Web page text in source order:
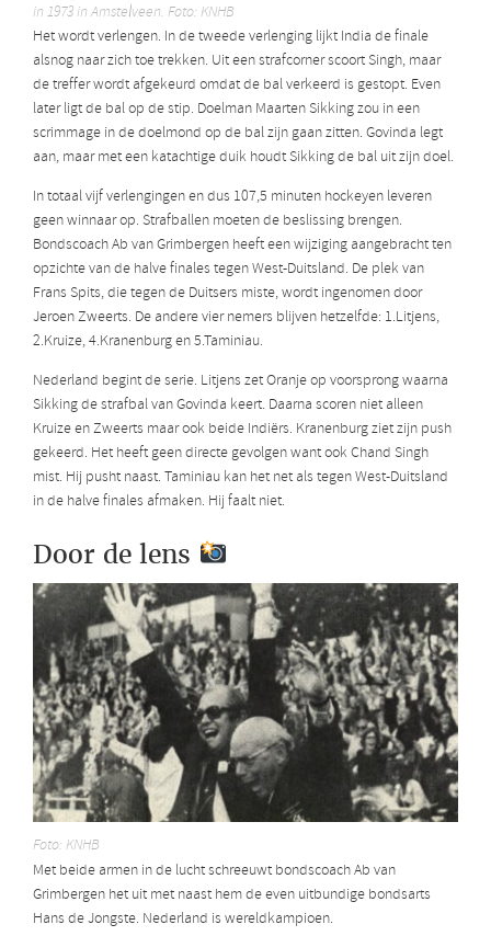
in 1973 in Amstelveen. Foto: KNHB
Het wordt verlengen. In de tweede verlenging lijkt India de finale
alsnog naar zich toe trekken. Uit een strafcorner scoort Singh, maar
de treffer wordt afgekeurd omdat de bal verkeerd is gestopt. Even
later ligt de bal op de stip. Doelman Maarten Sikking zou in een
scrimmage in de doelmond op de bal zijn gaan zitten. Govinda legt
aan, maar met een katachtige duik houdt Sikking de bal uit zijn doel.
In totaal vijf verlengingen en dus 107,5 minuten hockeyen leveren
geen winnaar op. Strafballen moeten de beslissing brengen.
Bondscoach Ab van Grimbergen heeft een wijziging aangebracht ten
opzichte van de halve finales tegen West-Duitsland. De plek van
Frans Spits, die tegen de Duitsers miste, wordt ingenomen door
Jeroen Zweerts. De andere vier nemers blijven hetzelfde: 1.Litjens,
2.Kruize, 4.Kranenburg en 5.Taminiau.
Nederland begint de serie. Litjens zet Oranje op voorsprong waarna
Sikking de strafbal van Govinda keert. Daarna scoren niet alleen
Kruize en Zweerts maar ook beide Indiërs. Kranenburg ziet zijn push
gekeerd. Het heeft geen directe gevolgen want ook Chand Singh
mist. Hij pusht naast. Taminiau kan het net als tegen West-Duitsland
in de halve finales afmaken. Hij faalt niet.
Door de lens
Foto: KNHB
Met beide armen in de lucht schreeuwt bondscoach Ab van
Grimbergen het uit met naast hem de even uitbundige bondsarts
Hans de Jongste. Nederland is wereldkampioen.